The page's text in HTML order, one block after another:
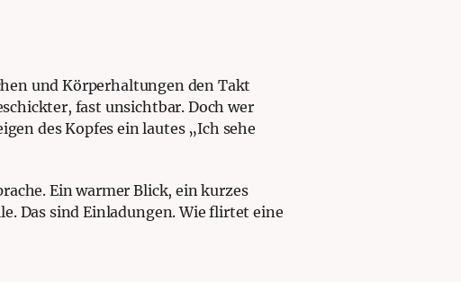
und Körperhaltungen den Takt
fast unsichtbar. Doch wer
des Kopfes ein lautes „Ich sehe
Ein warmer Blick, ein kurzes
Das sind Einladungen. Wie flirtet eine